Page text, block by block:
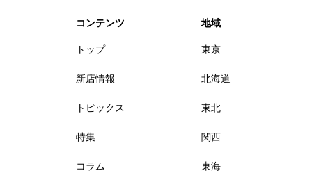
コンテンツ
トップ
新店情報
トピックス
特集
コラム
地域
東京
北海道
東北
関西
東海